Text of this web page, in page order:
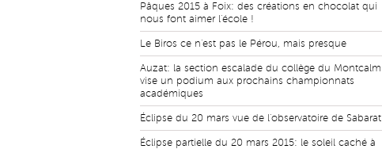
Pâques 2015 à Foix: des créations en chocolat qui
nous font aimer l'école !
Le Biros ce n'est pas le Pérou, mais presque
Auzat: la section escalade du collège du Montcalm
vise un podium aux prochains championnats
académiques
Éclipse du 20 mars vue de l'observatoire de Sabarat
Éclipse partielle du 20 mars 2015: le soleil caché à